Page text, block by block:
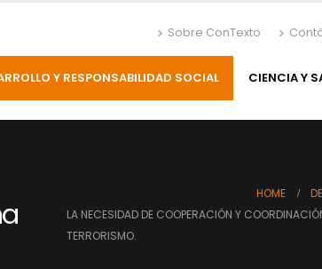
Sobre ConTexto
Y RESPONSABILIDAD SOCIAL CIENCIA Y
HOME
LA NECESIDAD DE COOPERACIÓN Y
TERRORISMO.